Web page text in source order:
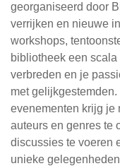
georganiseerd door
verrijken en nieuwe
workshops,
bibliotheek een
verbreden en je
met
evenementen krijg je
auteurs en genres te
discussies te voeren
unieke